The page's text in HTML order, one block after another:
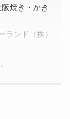
焼き・かき
ランド（株）